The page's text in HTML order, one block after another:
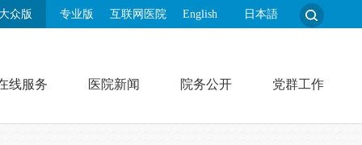
众版 专业版 互联网医院 English 日本語
线服务 医院新闻 院务公开 党群工作